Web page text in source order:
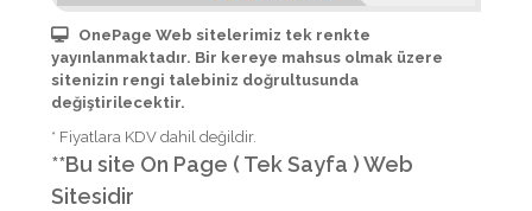
OnePage Web sitelerimiz tek renkte
yayınlanmaktadır. Bir kereye mahsus olmak üzere
sitenizin rengi talebiniz doğrultusunda
değiştirilecektir.
* Fiyatlara KDV dahil değildir.
**Bu site On Page ( Tek Sayfa ) Web
Sitesidir